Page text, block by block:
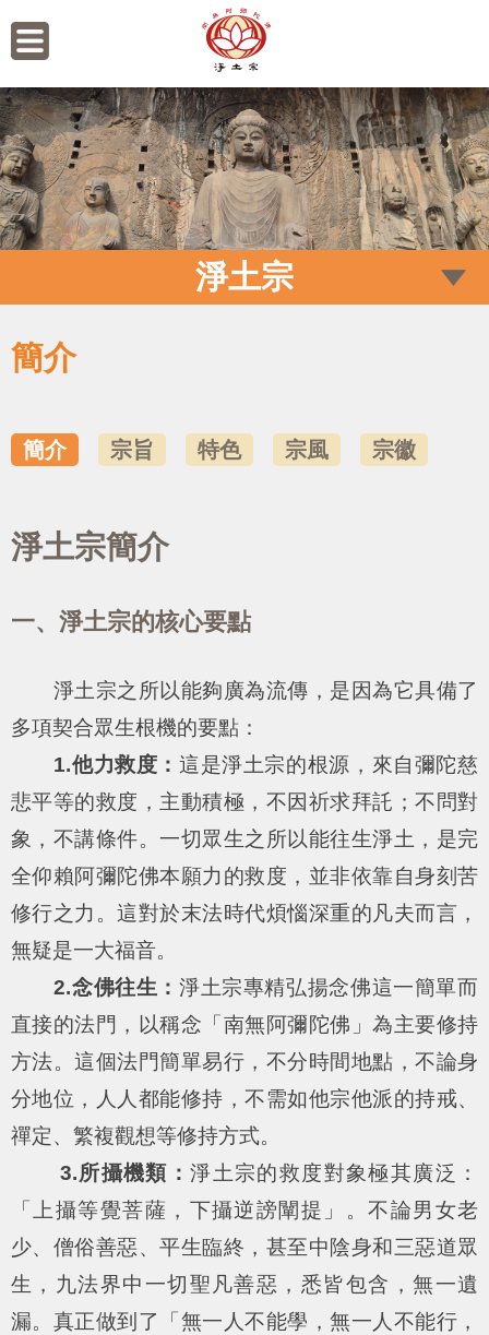
淨土宗
簡介
簡介 宗旨 特色 宗風 宗徽
淨土宗簡介
一、淨土宗的核心要點
淨土宗之所以能夠廣為流傳，是因為它具備了
多項契合眾生根機的要點：
1.他力救度：這是淨土宗的根源，來自彌陀慈
悲平等的救度，主動積極，不因祈求拜託；不問對
象，不講條件。一切眾生之所以能往生淨土，是完
全仰賴阿彌陀佛本願力的救度，並非依靠自身刻苦
修行之力。這對於末法時代煩惱深重的凡夫而言，
無疑是一大福音。
2.念佛往生：淨土宗專精弘揚念佛這一簡單而
直接的法門，以稱念「南無阿彌陀佛」為主要修持
方法。這個法門簡單易行，不分時間地點，不論身
分地位，人人都能修持，不需如他宗他派的持戒、
禪定、繁複觀想等修持方式。
3.所攝機類：淨土宗的救度對象極其廣泛：
「上攝等覺菩薩，下攝逆謗闡提」。不論男女老
少、僧俗善惡、平生臨終，甚至中陰身和三惡道眾
生，九法界中一切聖凡善惡，悉皆包含，無一遺
漏。真正做到了「無一人不能學，無一人不能行，